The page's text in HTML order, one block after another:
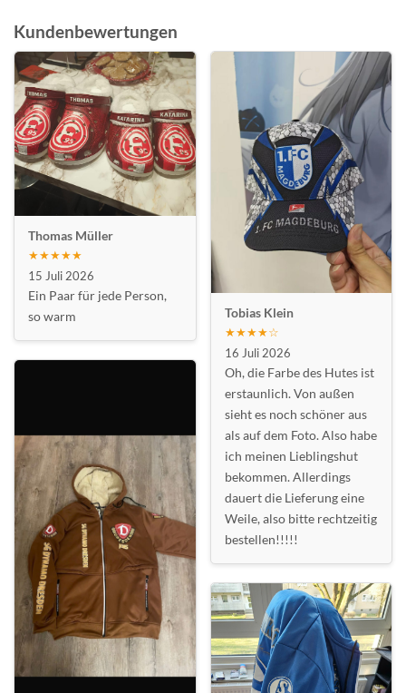
Kundenbewertungen
Thomas Müller
★★★★★
15 Juli 2026
Ein Paar für jede Person,
so warm
Tobias Klein
★★★★☆
16 Juli 2026
Oh, die Farbe des Hutes ist
erstaunlich. Von außen
sieht es noch schöner aus
als auf dem Foto. Also habe
ich meinen Lieblingshut
bekommen. Allerdings
dauert die Lieferung eine
Weile, also bitte rechtzeitig
bestellen!!!!!